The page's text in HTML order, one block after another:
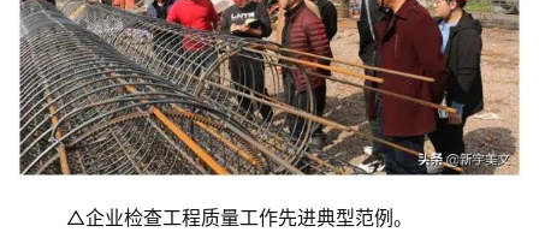
	△企业检查工程质量工作先进典型范例。